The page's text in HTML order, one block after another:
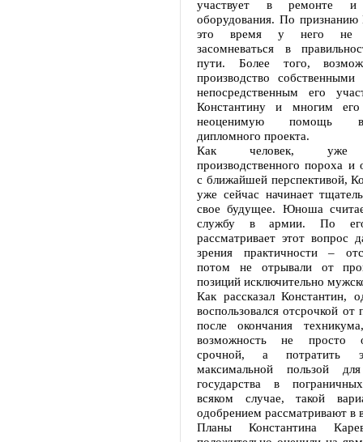
участвует в ремонте и
оборудования. По признанию
это время у него не
засомневаться в
пути. Более того,
производство
непосредственным его
Константину и многим
неоценимую помощь в
дипломного проекта.
Как человек, уже
производственного пороха и
с ближайшей перспективой,
уже сейчас начинает
свое будущее. Юноша
службу в армии. По
рассматривает этот вопрос
зрения практичности –
потом не отрывали от
позиций исключительно
Как рассказал Константин,
воспользовался отсрочкой от
после окончания
возможность не просто
срочной, а потратить
максимальной пользой
государства в
всяком случае, такой
одобрением рассматривают в
Планы Константина